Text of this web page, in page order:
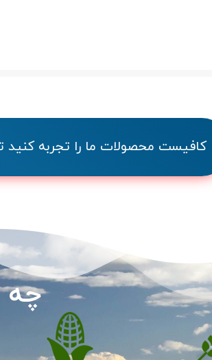
کافیست محصولات ما را تجربه کنید
چه